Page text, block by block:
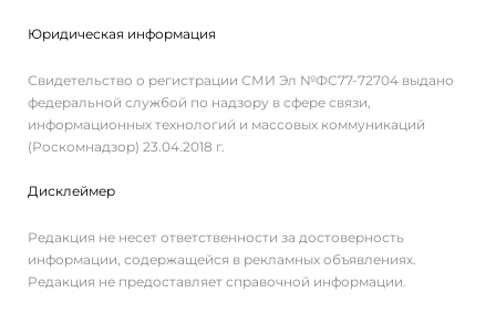
Юридическая информация
Свидетельство о регистрации СМИ Эл №ФС77-72704 выдано
федеральной службой по надзору в сфере связи,
информационных технологий и массовых коммуникаций
(Роскомнадзор) 23.04.2018 г.
Дисклеймер
Редакция не несет ответственности за достоверность
информации, содержащейся в рекламных объявлениях.
Редакция не предоставляет справочной информации.